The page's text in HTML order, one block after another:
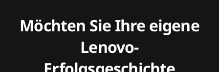
Möchten Sie Ihre eigene
Lenovo-